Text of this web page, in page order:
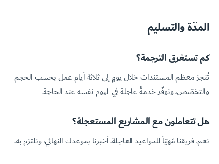
المدّة والتسليم
كم تستغرق الترجمة؟
تُنجز معظم المستندات خلال يومٍ إلى ثلاثة أيام عمل بحسب الحجم
والتخصّص، ونوفّر خدمةً عاجلة في اليوم نفسه عند الحاجة.
هل تتعاملون مع المشاريع المستعجلة؟
نعم، فريقنا مُهيّأ للمواعيد العاجلة. أخبرنا بموعدك النهائي، ونلتزم به.